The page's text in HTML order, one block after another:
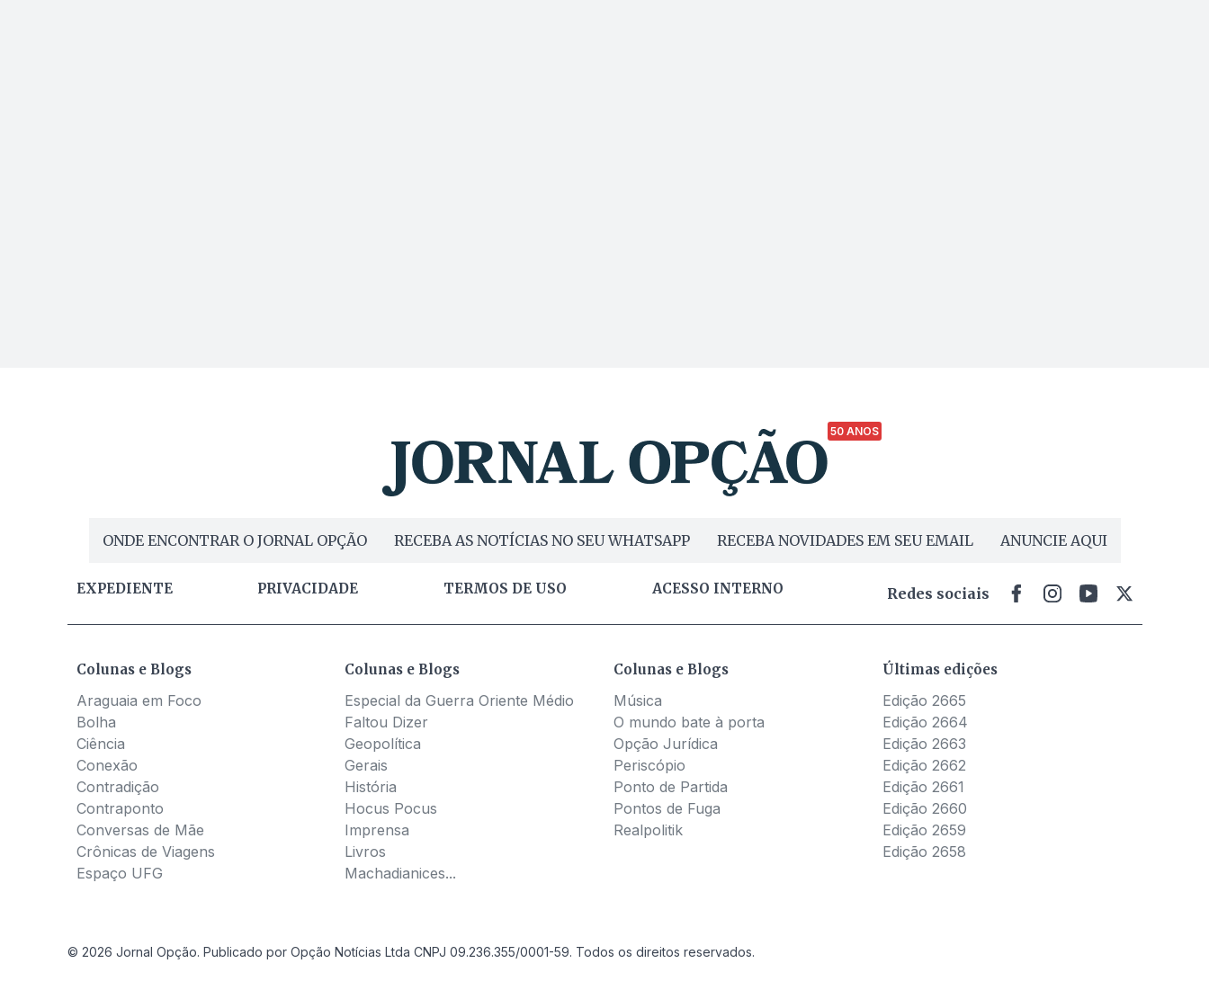
50 ANOS
ONDE ENCONTRAR O JORNAL OPÇÃO RECEBA AS NOTÍCIAS NO SEU WHATSAPP RECEBA NOVIDADES EM SEU EMAIL ANUNCIE AQUI
EXPEDIENTE PRIVACIDADE TERMOS DE USO ACESSO INTERNO Redes sociais
Colunas e Blogs
Araguaia em Foco
Bolha
Ciência
Conexão
Contradição
Contraponto
Conversas de Mãe
Crônicas de Viagens
Espaço UFG
Colunas e Blogs
Especial da Guerra Oriente Médio
Faltou Dizer
Geopolítica
Gerais
História
Hocus Pocus
Imprensa
Livros
Machadianices...
Colunas e Blogs
Música
O mundo bate à porta
Opção Jurídica
Periscópio
Ponto de Partida
Pontos de Fuga
Realpolitik
Últimas edições
Edição 2665
Edição 2664
Edição 2663
Edição 2662
Edição 2661
Edição 2660
Edição 2659
Edição 2658
© 2026 Jornal Opção. Publicado por Opção Notícias Ltda CNPJ 09.236.355/0001-59. Todos os direitos reservados.